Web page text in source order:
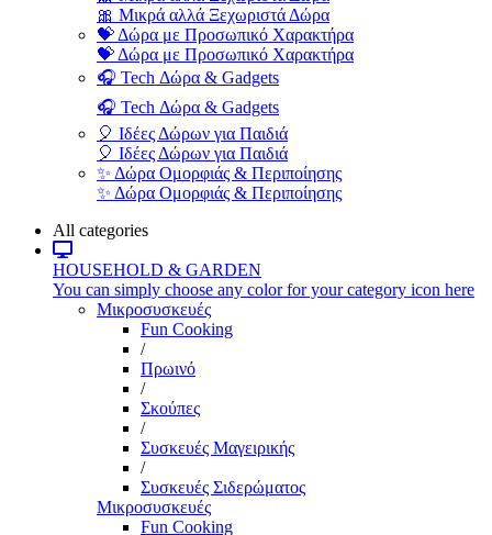
🎀 Μικρά αλλά Ξεχωριστά Δώρα
💝 Δώρα με Προσωπικό Χαρακτήρα
💝 Δώρα με Προσωπικό Χαρακτήρα
🎧 Tech Δώρα & Gadgets
🎧 Tech Δώρα & Gadgets
🎈 Ιδέες Δώρων για Παιδιά
🎈 Ιδέες Δώρων για Παιδιά
✨ Δώρα Ομορφιάς & Περιποίησης
✨ Δώρα Ομορφιάς & Περιποίησης
All categories
HOUSEHOLD & GARDEN
You can simply choose any color for your category icon here
Μικροσυσκευές
Fun Cooking
/
Πρωινό
/
Σκούπες
/
Συσκευές Μαγειρικής
/
Συσκευές Σιδερώματος
Μικροσυσκευές
Fun Cooking